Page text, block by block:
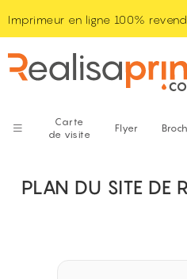
Imprimeur en ligne 100%
Carte
de visite
Flyer
PLAN DU SITE DE